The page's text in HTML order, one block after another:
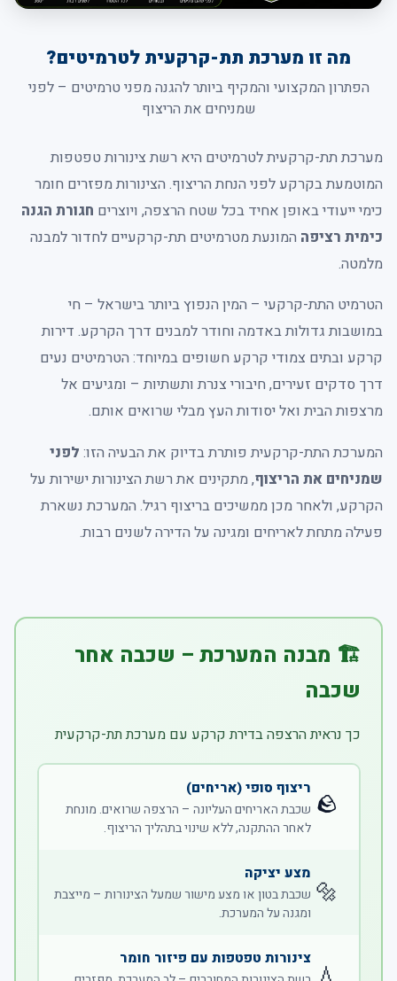
מה זו מערכת תת-קרקעית לטרמיטים?
הפתרון המקצועי והמקיף ביותר להגנה מפני טרמיטים – לפני
שמניחים את הריצוף
מערכת תת-קרקעית לטרמיטים היא רשת צינורות טפטפות
המוטמעת בקרקע לפני הנחת הריצוף. הצינורות מפזרים חומר
כימי ייעודי באופן אחיד בכל שטח הרצפה, ויוצרים חגורת הגנה
כימית רציפה המונעת מטרמיטים תת-קרקעיים לחדור למבנה
מלמטה.
הטרמיט התת-קרקעי – המין הנפוץ ביותר בישראל – חי
במושבות גדולות באדמה וחודר למבנים דרך הקרקע. דירות
קרקע ובתים צמודי קרקע חשופים במיוחד: הטרמיטים נעים
דרך סדקים זעירים, חיבורי צנרת ותשתיות – ומגיעים אל
מרצפות הבית ואל יסודות העץ מבלי שרואים אותם.
המערכת התת-קרקעית פותרת בדיוק את הבעיה הזו: לפני
שמניחים את הריצוף, מתקינים את רשת הצינורות ישירות על
הקרקע, ולאחר מכן ממשיכים בריצוף רגיל. המערכת נשארת
פעילה מתחת לאריחים ומגינה על הדירה לשנים רבות.
🏗️ מבנה המערכת – שכבה אחר
שכבה
כך נראית הרצפה בדירת קרקע עם מערכת תת-קרקעית
🪨 ריצוף סופי (אריחים)
שכבת האריחים העליונה – הרצפה שרואים. מונחת
לאחר ההתקנה, ללא שינוי בתהליך הריצוף.
🔩
מצע יציקה
שכבת בטון או מצע מישור שמעל הצינורות – מייצבת
ומגנה על המערכת.
צינורות טפטפות עם פיזור חומר